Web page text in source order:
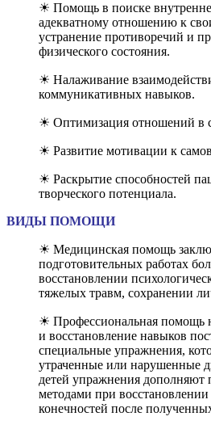
☀ Помощь в поиске
адекватному отношению к
устранение противоречий и
физического состояния.
☀ Налаживание
коммуникативных навыков.
☀ Оптимизация отношений в
☀ Развитие мотивации к
☀ Раскрытие способностей
творческого потенциала.
ВИДЫ ПОМОЩИ
☀ Медицинская помощь
подготовительных работах
восстановлении
тяжелых травм, сохранении
☀ Профессиональная помощь
и восстановление навыков
специальные упражнения,
утраченные или нарушенные
детей упражнения дополняют
методами при
конечностей после